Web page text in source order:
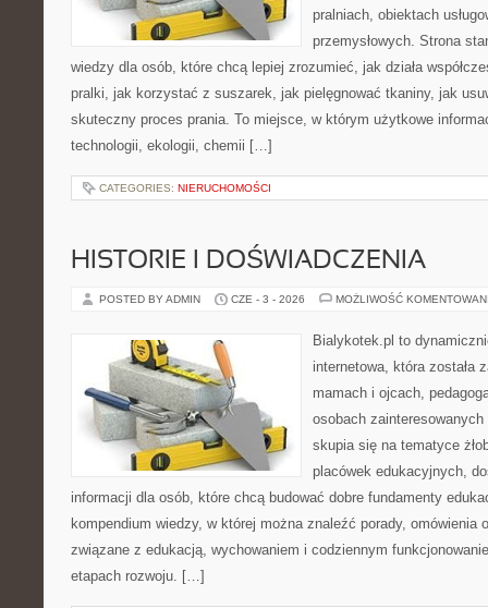
pralniach, obiektach
przemysłowych. Strona
wiedzy dla osób, które chcą lepiej zrozumieć, jak działa
pralki, jak korzystać z suszarek, jak pielęgnować tkaniny, jak
skuteczny proces prania. To miejsce, w którym użytkowe
technologii, ekologii, chemii […]
CATEGORIES: NIERUCHOMOŚCI
HISTORIE I DOŚWIADCZENIA
POSTED BY ADMIN CZE - 3 - 2026 MOŻLIWOŚĆ
Bialykotek.pl to
internetowa, która została
mamach i ojcach,
osobach
skupia się na tematyce
placówek edukacyjnych,
informacji dla osób, które chcą budować dobre fundamenty
kompendium wiedzy, w której można znaleźć porady, omówienia
związane z edukacją, wychowaniem i codziennym
etapach rozwoju. […]